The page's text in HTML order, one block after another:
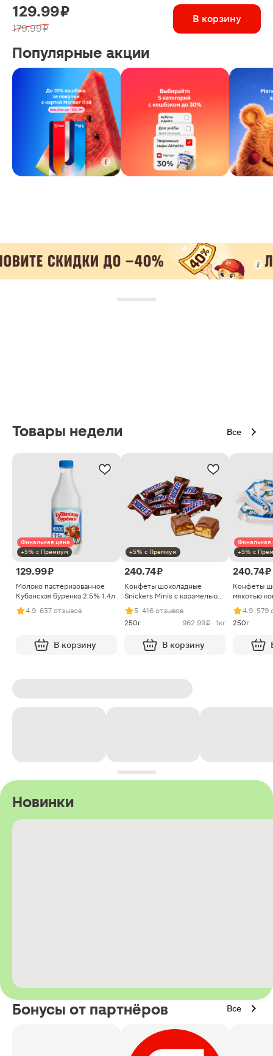
129.99 ₽
179.99 ₽
В корзину
Популярные акции
Товары недели Все
Финальная цена
+5% с Премиум
129.99 ₽
Молоко пастеризованное
Кубанская буренка 2.5% 1.4л
4.9· 637 отзывов
В корзину
+5% с Премиум
240.74 ₽
Конфеты шоколадные
Snickers Minis с карамелью
арахисом и нугой
5· 416 отзывов
250г
962.99 ₽ · 1кг
В корзину
Финальная
+5% с
240.74 ₽
Конфеты
мякотью
4.9· 579
250г
Новинки
Бонусы от партнёров Все